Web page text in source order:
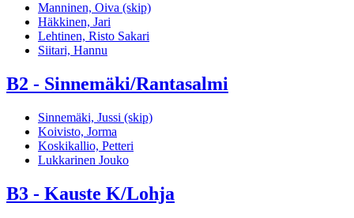
Manninen, Oiva (skip)
Häkkinen, Jari
Lehtinen, Risto Sakari
Siitari, Hannu
B2 - Sinnemäki/Rantasalmi
Sinnemäki, Jussi (skip)
Koivisto, Jorma
Koskikallio, Petteri
Lukkarinen Jouko
B3 - Kauste K/Lohja